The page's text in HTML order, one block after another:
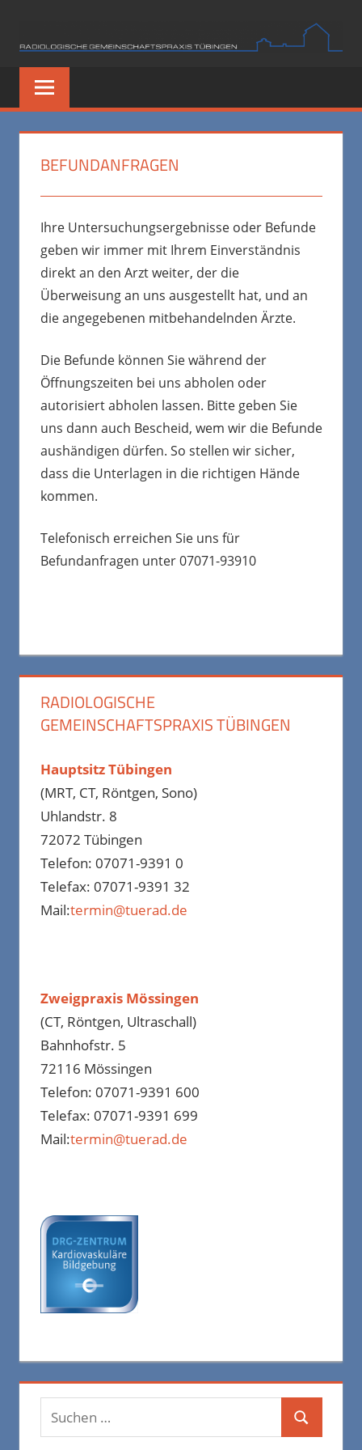
springen
BEFUNDANFRAGEN
Ihre Untersuchungsergebnisse oder Befunde
geben wir immer mit Ihrem Einverständnis
direkt an den Arzt weiter, der die
Überweisung an uns ausgestellt hat, und an
die angegebenen mitbehandelnden Ärzte.
Die Befunde können Sie während der
Öffnungszeiten bei uns abholen oder
autorisiert abholen lassen. Bitte geben Sie
uns dann auch Bescheid, wem wir die Befunde
aushändigen dürfen. So stellen wir sicher,
dass die Unterlagen in die richtigen Hände
kommen.
Telefonisch erreichen Sie uns für
Befundanfragen unter 07071-93910
RADIOLOGISCHE
GEMEINSCHAFTSPRAXIS TÜBINGEN
Hauptsitz Tübingen
(MRT, CT, Röntgen, Sono)
Uhlandstr. 8
72072 Tübingen
Telefon: 07071-9391 0
Telefax: 07071-9391 32
Mail:termin@tuerad.de
Zweigpraxis Mössingen
(CT, Röntgen, Ultraschall)
Bahnhofstr. 5
72116 Mössingen
Telefon: 07071-9391 600
Telefax: 07071-9391 699
Mail:termin@tuerad.de
Suchen
nach:
Suchen